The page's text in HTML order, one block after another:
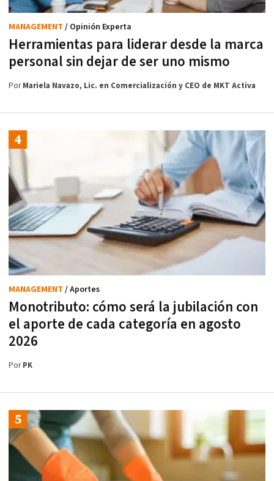
Herramientas para liderar desde la marca
personal sin dejar de ser uno mismo
MANAGEMENT / Opinión Experta
PorMariela Navazo, Lic. en Comercialización y CEO de MKT Activa
Monotributo: cómo será la jubilación con
el aporte de cada categoría en agosto
2026
MANAGEMENT / Aportes
PorPK